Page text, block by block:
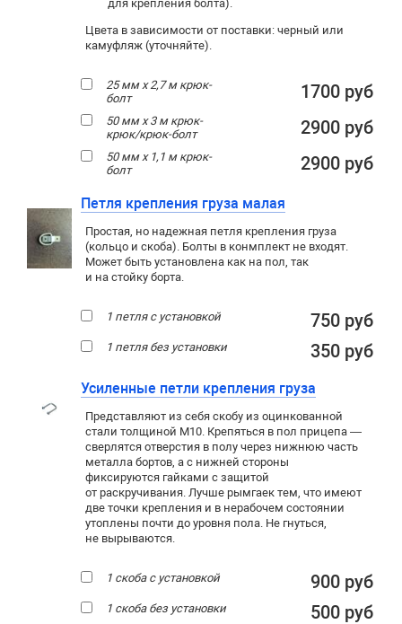
для крепления болта).
Цвета в зависимости от поставки: черный или
камуфляж (уточняйте).
25 мм х 2,7 м крюк-
болт
1700 руб
50 мм х 3 м крюк-
крюк/крюк-болт
2900 руб
50 мм х 1,1 м крюк-
болт
2900 руб
Петля крепления груза малая
Простая, но надежная петля крепления груза
(кольцо и скоба). Болты в конмплект не входят.
Может быть установлена как на пол, так
и на стойку борта.
1 петля с установкой 750 руб
1 петля без установки 350 руб
Усиленные петли крепления груза
Представляют из себя скобу из оцинкованной
стали толщиной М10. Крепяться в пол прицепа —
сверлятся отверстия в полу через нижнюю часть
металла бортов, а с нижней стороны
фиксируются гайками с защитой
от раскручивания. Лучше рымгаек тем, что имеют
две точки крепления и в нерабочем состоянии
утоплены почти до уровня пола. Не гнуться,
не вырываются.
1 скоба с установкой 900 руб
1 скоба без установки 500 руб